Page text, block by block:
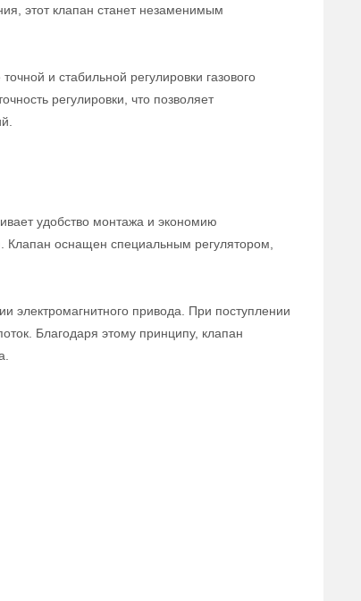
этот клапан станет незаменимым
и стабильной регулировки газового
регулировки, что позволяет
удобство монтажа и экономию
Клапан оснащен специальным регулятором,
электромагнитного привода. При поступлении
Благодаря этому принципу, клапан